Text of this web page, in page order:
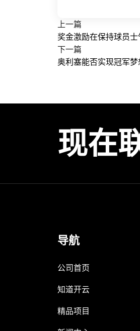
上一篇
奖金激励在保持球员
下一篇
奥利塞能否实现冠军
现在
导航
公司首页
知道开云
精品项目